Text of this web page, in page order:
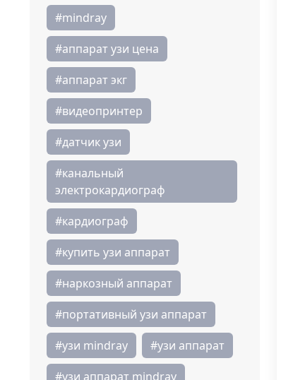
#mindray
#аппарат узи цена
#аппарат экг
#видеопринтер
#датчик узи
#канальный
электрокардиограф
#кардиограф
#купить узи аппарат
#наркозный аппарат
#портативный узи аппарат
#узи mindray
#узи аппарат
#узи аппарат mindray